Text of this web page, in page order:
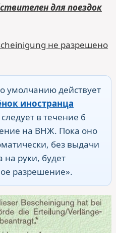
для поездок
не разрешено
умолчанию действует
иностранца
следует в течение 6
на ВНЖ. Пока оно
без выдачи
на руки, будет
разрешение».